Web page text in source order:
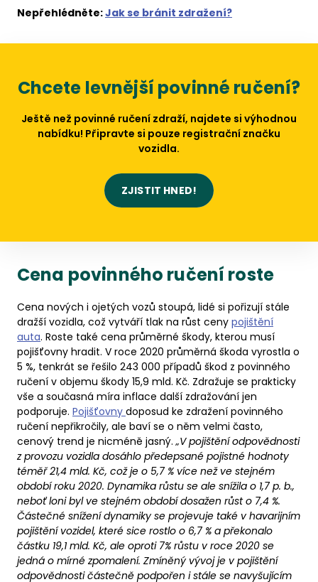
Nepřehlédněte:Jak se bránit zdražení?
Chcete levnější povinné ručení?
Ještě než povinné ručení zdraží, najdete si výhodnou
nabídku! Připravte si pouze registrační značku
vozidla.
ZJISTIT HNED!
Cena povinného ručení roste
Cena nových i ojetých vozů stoupá, lidé si pořizují stále
dražší vozidla, což vytváří tlak na růst ceny pojištění
auta. Roste také cena průměrné škody, kterou musí
pojišťovny hradit. V roce 2020 průměrná škoda vyrostla o
5 %, tenkrát se řešilo 243 000 případů škod z povinného
ručení v objemu škody 15,9 mld. Kč. Zdražuje se prakticky
vše a současná míra inflace další zdražování jen
podporuje. Pojišťovny doposud ke zdražení povinného
ručení nepřikročily, ale baví se o něm velmi často,
cenový trend je nicméně jasný.„V pojištění odpovědnosti
z provozu vozidla dosáhlo předepsané pojistné hodnoty
téměř 21,4 mld. Kč, což je o 5,7 % více než ve stejném
období roku 2020. Dynamika růstu se ale snížila o 1,7 p. b.,
neboť loni byl ve stejném období dosažen růst o 7,4 %.
Částečné snížení dynamiky se projevuje také v havarijním
pojištění vozidel, které sice rostlo o 6,7 % a překonalo
částku 19,1 mld. Kč, ale oproti 7% růstu v roce 2020 se
jedná o mírné zpomalení. Zmíněný vývoj je v pojištění
odpovědnosti částečně podpořen i stále se navyšujícím